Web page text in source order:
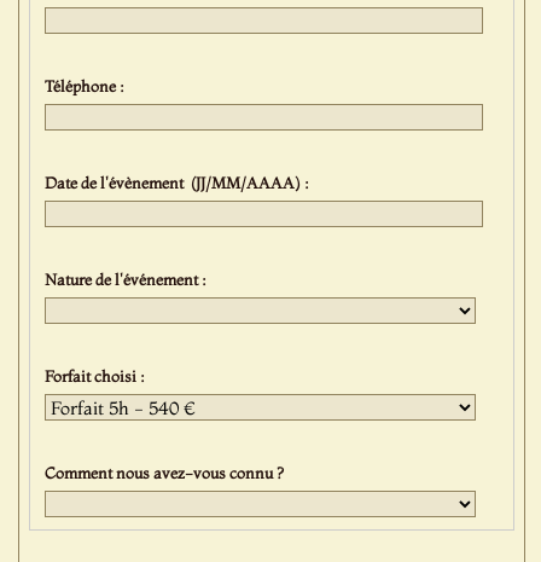
Téléphone :
Date de l'évènement (JJ/MM/AAAA) :
Nature de l'événement :
Forfait choisi :
Comment nous avez-vous connu ?